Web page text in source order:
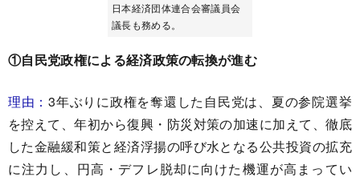
日本経済団体連合会審議員会
議長も務める。
①自民党政権による経済政策の転換が進む
理由：3年ぶりに政権を奪還した自民党は、夏の参院選挙
を控えて、年初から復興・防災対策の加速に加えて、徹底
した金融緩和策と経済浮揚の呼び水となる公共投資の拡充
に注力し、円高・デフレ脱却に向けた機運が高まってい